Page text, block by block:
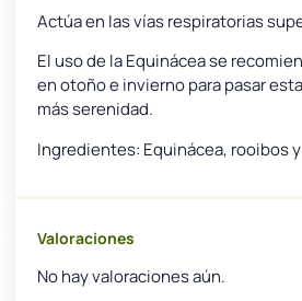
Actúa en las vías respiratorias
El uso de la Equinácea se
en otoño e invierno para pasar
más serenidad.
Ingredientes: Equinácea, rooibos
Valoraciones
No hay valoraciones aún.